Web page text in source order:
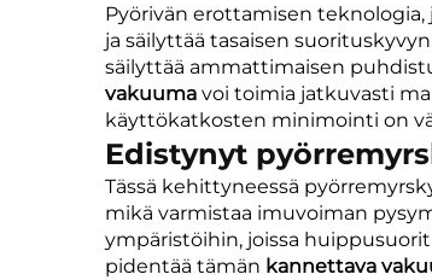
Pyörivän erottamisen
ja säilyttää tasaisen
säilyttää ammattimaisen
vakuuma voi toimia jatkuvasti
käyttökatkosten minimointi on
Edistynyt
Tässä kehittyneessä
mikä varmistaa imuvoiman
ympäristöihin, joissa
pidentää tämän kannettava